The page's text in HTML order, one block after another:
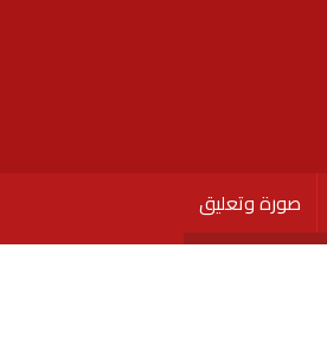
صورة وتعليق